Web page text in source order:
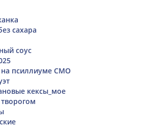
сахара
соус
на псиллиуме СМО
кексы_мое